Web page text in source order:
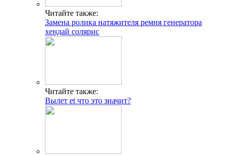
Читайте также:
Замена ролика натяжителя ремня генератора
хендай солярис
Читайте также:
Вылет et что это значит?